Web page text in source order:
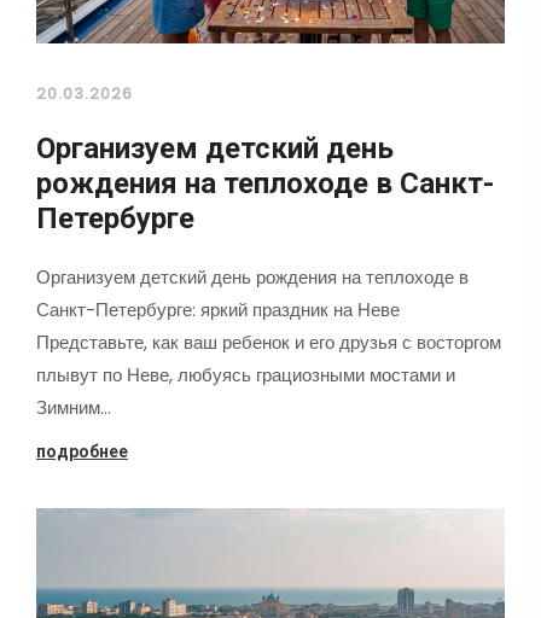
20.03.2026
Организуем детский день
рождения на теплоходе в Санкт-
Петербурге
Организуем детский день рождения на теплоходе в
Санкт-Петербурге: яркий праздник на Неве
Представьте, как ваш ребенок и его друзья с восторгом
плывут по Неве, любуясь грациозными мостами и
Зимним…
подробнее